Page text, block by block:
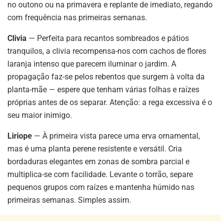
no outono ou na primavera e replante de imediato, regando
com frequência nas primeiras semanas.
Clivia — Perfeita para recantos sombreados e pátios
tranquilos, a clivia recompensa-nos com cachos de flores
laranja intenso que parecem iluminar o jardim. A
propagação faz-se pelos rebentos que surgem à volta da
planta-mãe — espere que tenham várias folhas e raízes
próprias antes de os separar. Atenção: a rega excessiva é o
seu maior inimigo.
Liriope — À primeira vista parece uma erva ornamental,
mas é uma planta perene resistente e versátil. Cria
bordaduras elegantes em zonas de sombra parcial e
multiplica-se com facilidade. Levante o torrão, separe
pequenos grupos com raízes e mantenha húmido nas
primeiras semanas. Simples assim.